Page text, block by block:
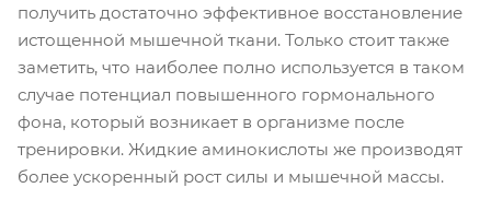
получить достаточно эффективное восстановление
истощенной мышечной ткани. Только стоит также
заметить, что наиболее полно используется в таком
случае потенциал повышенного гормонального
фона, который возникает в организме после
тренировки. Жидкие аминокислоты же производят
более ускоренный рост силы и мышечной массы.